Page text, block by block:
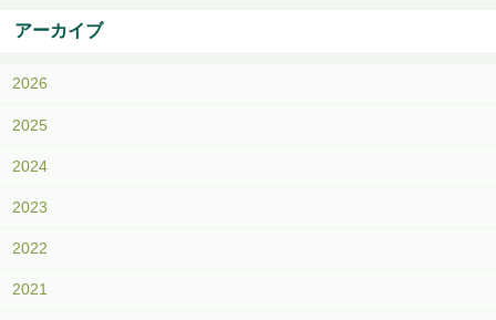
アーカイブ
2026
2025
2024
2023
2022
2021